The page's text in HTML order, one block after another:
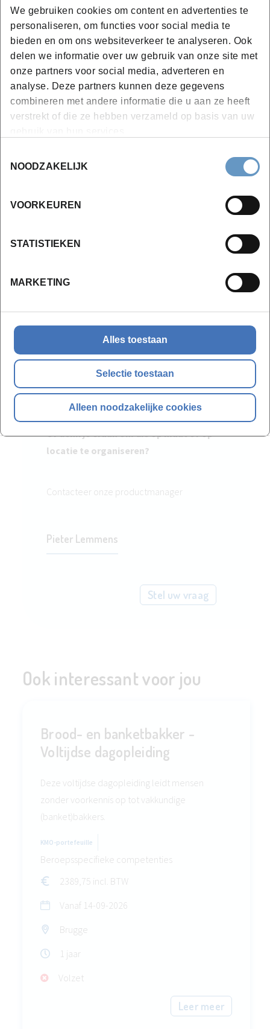
We gebruiken cookies om content en advertenties te
personaliseren, om functies voor social media te
bieden en om ons websiteverkeer te analyseren. Ook
delen we informatie over uw gebruik van onze site met
onze partners voor social media, adverteren en
analyse. Deze partners kunnen deze gegevens
combineren met andere informatie die u aan ze heeft
verstrekt of die ze hebben verzameld op basis van uw
NOODZAKELIJK
VOORKEUREN
STATISTIEKEN
MARKETING
Alles toestaan
Selectie toestaan
Alleen noodzakelijke cookies
Thomas Beyne
Wil je meer weten?
Of denk je eraan om die op maat of op
locatie te organiseren?
Contacteer onze productmanager
Pieter Lemmens
Stel uw vraag
Ook interessant voor jou
Brood- en banketbakker -
Voltijdse dagopleiding
Deze voltijdse dagopleiding leidt mensen
zonder voorkennis op tot vakkundige
(banket)bakkers.
KMO-portefeuille
Beroepsspecifieke competenties
2389,75 incl. BTW
Vanaf 14-09-2026
Brugge
1 jaar
Volzet
Leer meer